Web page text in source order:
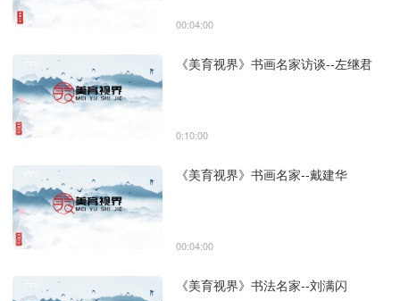
00:04:00
《美育视界》书画名家访谈--左继君
0:10:00
《美育视界》书画名家--戴建华
00:04:00
《美育视界》书法名家--刘满闪